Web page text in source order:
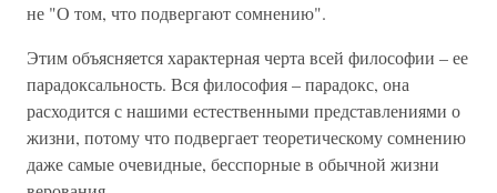
не "О том, что подвергают сомнению".
Этим объясняется характерная черта всей философии – ее
парадоксальность. Вся философия – парадокс, она
расходится с нашими естественными представлениями о
жизни, потому что подвергает теоретическому сомнению
даже самые очевидные, бесспорные в обычной жизни